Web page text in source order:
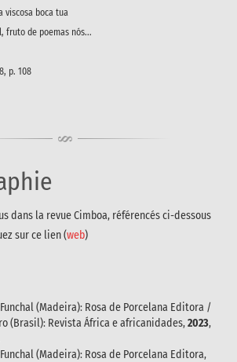
viscosa boca tua
fruto de poemas nós...
p. 108
dans la revue Cimboa, référencés ci-dessous
sur ce lien (web)
(Madeira): Rosa de Porcelana Editora /
(Brasil): Revista África e africanidades,2023,
(Madeira): Rosa de Porcelana Editora,